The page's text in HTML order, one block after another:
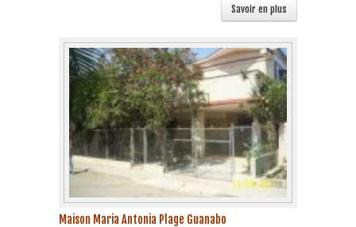
Savoir en plus
Maison Maria Antonia Plage Guanabo